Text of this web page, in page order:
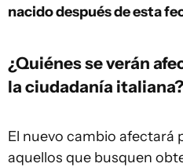
nacido después de esta
¿Quiénes se verán
la ciudadanía italiana?
El nuevo cambio afectará
aquellos que busquen